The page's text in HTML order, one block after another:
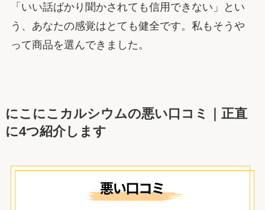
「いい話ばかり聞かされても信用できない」とい
う、あなたの感覚はとても健全です。私もそうや
って商品を選んできました。
にこにこカルシウムの悪い口コミ｜正直
に4つ紹介します